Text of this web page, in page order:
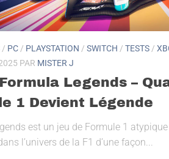
/ PC / PLAYSTATION / SWITCH / TESTS /
PAR MISTER J
Legends –
1 Devient Légende
est un jeu de Formule 1
l’univers de la F1 d’une façon...